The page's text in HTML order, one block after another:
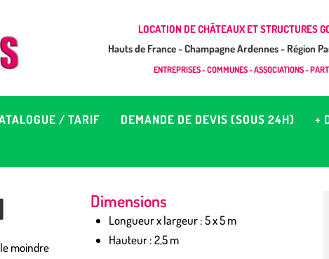
LOCATION DE CHÂTEAUX ET STRUCTURES
Hauts de France - Champagne Ardennes - Région
ENTREPRISES - COMMUNES - ASSOCIATIONS -
/ TARIF DEMANDE DE DEVIS (SOUS 24H)
+
LOISIRS
&
moindre
Dimensions
Longueur x largeur : 5 x 5 m
Hauteur : 2,5 m